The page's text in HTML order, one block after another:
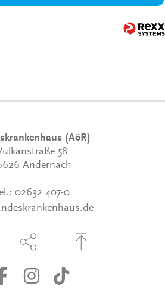
(AöR)
58
Andernach
02632 407-0